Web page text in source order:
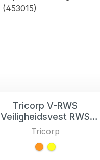
Tricorp V-RWS
Veiligheidsvest RWS
(453015)
Tricorp